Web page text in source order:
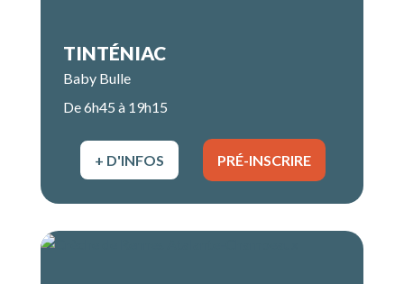
TINTÉNIAC
Baby Bulle
De 6h45 à 19h15
+ D'INFOS PRÉ-INSCRIRE